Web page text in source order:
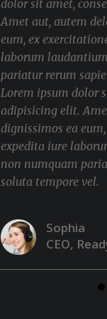
dolor sit amet,
Amet aut, autem
eum, ex
laborum
pariatur rerum
Lorem ipsum dolor
adipisicing elit.
dignissimos ea
expedita iure
non numquam
soluta tempore vel.
Sophia
CEO,